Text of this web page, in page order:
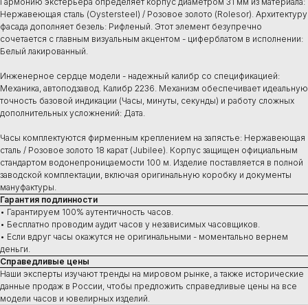
Нержавеющая сталь (Oystersteel) / Розовое золото (Rolesor). Архитектуру
фасада дополняет безель: Рифленый. Этот элемент безупречно
сочетается с главным визуальным акцентом - циферблатом в исполнении:
Белый лакированный.
Инженерное сердце модели - надежный калибр со спецификацией:
Механика, автоподзавод. Калибр 2236. Механизм обеспечивает идеальную
точность базовой индикации (Часы, минуты, секунды) и работу сложных
дополнительных усложнений: Дата.
Часы комплектуются фирменным креплением на запястье: Нержавеющая
сталь / Розовое золото 18 карат (Jubilee). Корпус защищен официальным
стандартом водонепроницаемости 100 м. Изделие поставляется в полной
заводской комплектации, включая оригинальную коробку и документы
мануфактуры.
Гарантия подлинности
• Гарантируем 100% аутентичность часов.
• Бесплатно проводим аудит часов у независимых часовщиков.
• Если вдруг часы окажутся не оригинальными - моментально вернем
деньги.
Справедливые цены
Наши эксперты изучают тренды на мировом рынке, а также исторические
данные продаж в России, чтобы предложить справедливые цены на все
модели часов и ювелирных изделий.